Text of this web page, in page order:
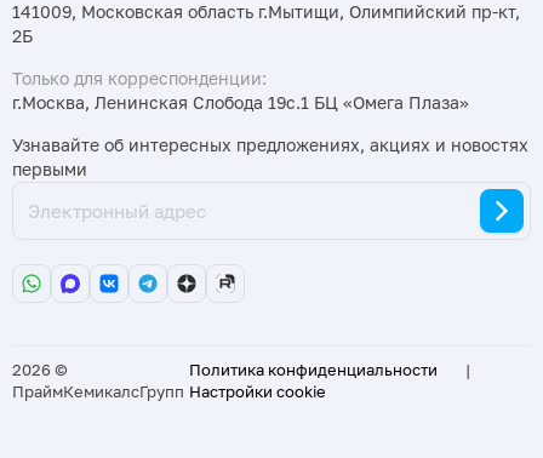
141009, Московская область г.Мытищи, Олимпийский пр-кт,
2Б
Только для корреспонденции:
г.Москва, Ленинская Слобода 19с.1 БЦ «Омега Плаза»
Узнавайте об интересных предложениях, акциях и новостях
первыми
2026 ©
ПраймКемикалсГрупп
Политика конфиденциальности
|
Настройки cookie